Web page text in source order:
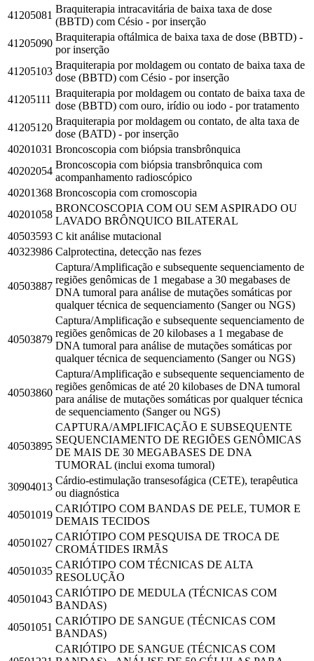
41205081
Braquiterapia intracavitária de baixa taxa de dose
(BBTD) com Césio - por inserção
41205090
Braquiterapia oftálmica de baixa taxa de dose (BBTD) -
por inserção
41205103
Braquiterapia por moldagem ou contato de baixa taxa de
dose (BBTD) com Césio - por inserção
41205111
Braquiterapia por moldagem ou contato de baixa taxa de
dose (BBTD) com ouro, irídio ou iodo - por tratamento
41205120
Braquiterapia por moldagem ou contato, de alta taxa de
dose (BATD) - por inserção
40201031 Broncoscopia com biópsia transbrônquica
40202054
Broncoscopia com biópsia transbrônquica com
acompanhamento radioscópico
40201368 Broncoscopia com cromoscopia
40201058
BRONCOSCOPIA COM OU SEM ASPIRADO OU
LAVADO BRÔNQUICO BILATERAL
40503593 C kit análise mutacional
40323986 Calprotectina, detecção nas fezes
40503887
Captura/Amplificação e subsequente sequenciamento de
regiões genômicas de 1 megabase a 30 megabases de
DNA tumoral para análise de mutações somáticas por
qualquer técnica de sequenciamento (Sanger ou NGS)
40503879
Captura/Amplificação e subsequente sequenciamento de
regiões genômicas de 20 kilobases a 1 megabase de
DNA tumoral para análise de mutações somáticas por
qualquer técnica de sequenciamento (Sanger ou NGS)
40503860
Captura/Amplificação e subsequente sequenciamento de
regiões genômicas de até 20 kilobases de DNA tumoral
para análise de mutações somáticas por qualquer técnica
de sequenciamento (Sanger ou NGS)
40503895
CAPTURA/AMPLIFICAÇÃO E SUBSEQUENTE
SEQUENCIAMENTO DE REGIÕES GENÔMICAS
DE MAIS DE 30 MEGABASES DE DNA
TUMORAL (inclui exoma tumoral)
30904013
Cárdio-estimulação transesofágica (CETE), terapêutica
ou diagnóstica
40501019
CARIÓTIPO COM BANDAS DE PELE, TUMOR E
DEMAIS TECIDOS
40501027
CARIÓTIPO COM PESQUISA DE TROCA DE
CROMÁTIDES IRMÃS
40501035
CARIÓTIPO COM TÉCNICAS DE ALTA
RESOLUÇÃO
40501043
CARIÓTIPO DE MEDULA (TÉCNICAS COM
BANDAS)
40501051
CARIÓTIPO DE SANGUE (TÉCNICAS COM
BANDAS)
CARIÓTIPO DE SANGUE (TÉCNICAS COM